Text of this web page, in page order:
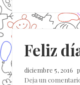
Feliz
diciembre 5, 2016
Deja un